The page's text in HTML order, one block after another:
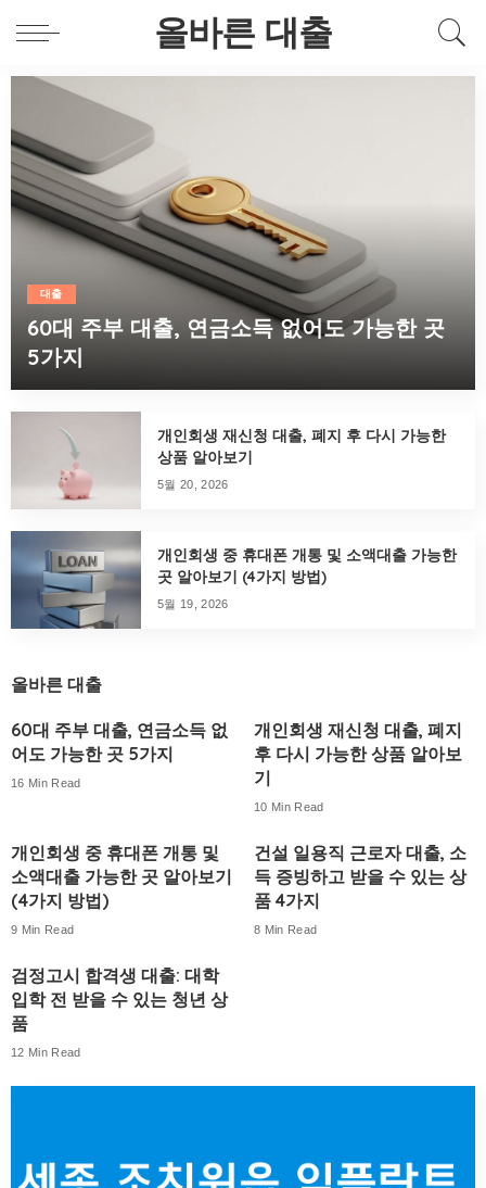
올바른 대출
대출
60대 주부 대출, 연금소득 없어도 가능한 곳
5가지
개인회생 재신청 대출, 폐지 후 다시 가능한
상품 알아보기
5월 20, 2026
개인회생 중 휴대폰 개통 및 소액대출 가능한
곳 알아보기 (4가지 방법)
5월 19, 2026
올바른 대출
60대 주부 대출, 연금소득 없
어도 가능한 곳 5가지
16 Min Read
개인회생 재신청 대출, 폐지
후 다시 가능한 상품 알아보
기
10 Min Read
개인회생 중 휴대폰 개통 및
소액대출 가능한 곳 알아보기
(4가지 방법)
9 Min Read
건설 일용직 근로자 대출, 소
득 증빙하고 받을 수 있는 상
품 4가지
8 Min Read
검정고시 합격생 대출: 대학
입학 전 받을 수 있는 청년 상
품
12 Min Read